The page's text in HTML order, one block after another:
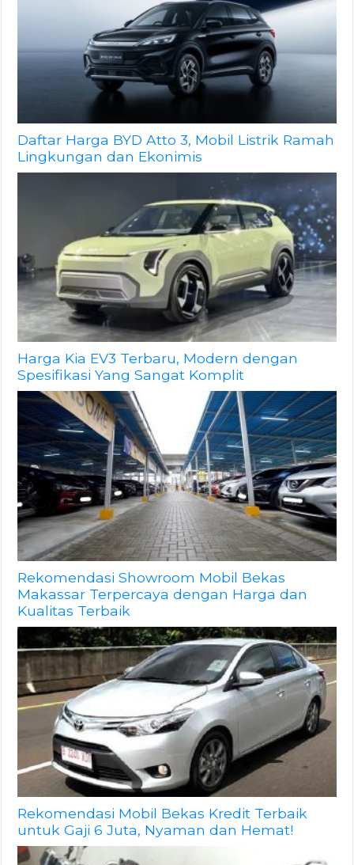
Daftar Harga BYD Atto 3, Mobil Listrik Ramah
Lingkungan dan Ekonimis
Harga Kia EV3 Terbaru, Modern dengan
Spesifikasi Yang Sangat Komplit
Rekomendasi Showroom Mobil Bekas
Makassar Terpercaya dengan Harga dan
Kualitas Terbaik
Rekomendasi Mobil Bekas Kredit Terbaik
untuk Gaji 6 Juta, Nyaman dan Hemat!